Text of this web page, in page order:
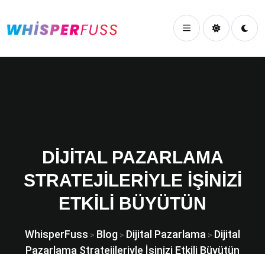
DIJITAL PAZARLAMA
STRATEJILERIYLE İŞINIZI
ETKILI BÜYÜTÜN
WhisperFuss > Blog > Dijital Pazarlama > Dijital
Pazarlama Stratejileriyle İşinizi Etkili Büyütün